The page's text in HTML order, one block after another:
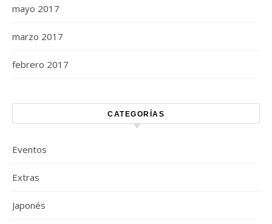
mayo 2017
marzo 2017
febrero 2017
CATEGORÍAS
Eventos
Extras
Japonés